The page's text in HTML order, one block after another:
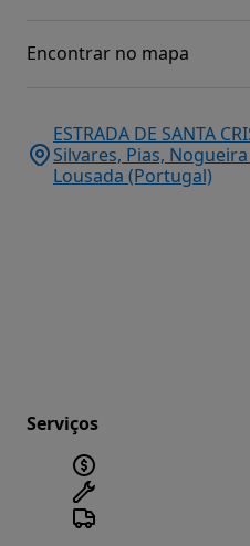
Encontrar no mapa
ESTRADA DE SANTA
Silvares, Pias,
Lousada (Portugal)
Serviços